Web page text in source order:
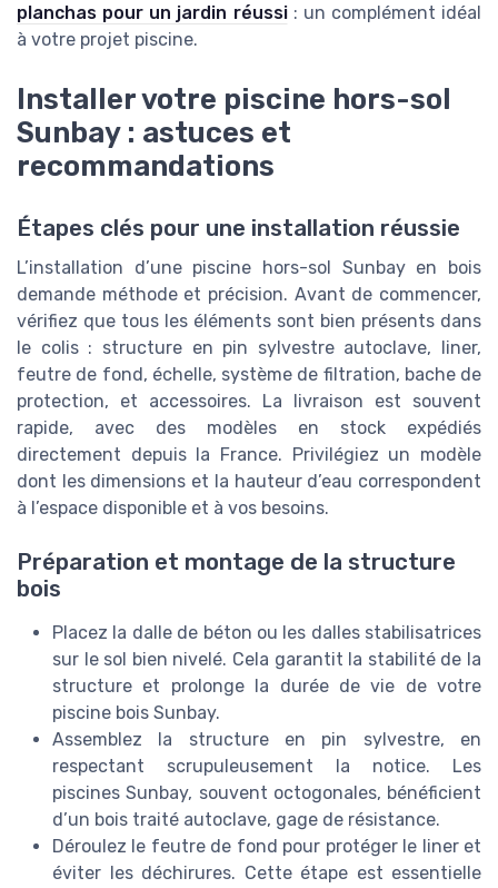
planchas pour un jardin réussi: un complément idéal
à votre projet piscine.
Installer votre piscine hors-sol
Sunbay : astuces et
recommandations
Étapes clés pour une installation réussie
L’installation d’une piscine hors-sol Sunbay en bois
demande méthode et précision. Avant de commencer,
vérifiez que tous les éléments sont bien présents dans
le colis : structure en pin sylvestre autoclave, liner,
feutre de fond, échelle, système de filtration, bache de
protection, et accessoires. La livraison est souvent
rapide, avec des modèles en stock expédiés
directement depuis la France. Privilégiez un modèle
dont les dimensions et la hauteur d’eau correspondent
à l’espace disponible et à vos besoins.
Préparation et montage de la structure
bois
Placez la dalle de béton ou les dalles stabilisatrices
sur le sol bien nivelé. Cela garantit la stabilité de la
structure et prolonge la durée de vie de votre
piscine bois Sunbay.
Assemblez la structure en pin sylvestre, en
respectant scrupuleusement la notice. Les
piscines Sunbay, souvent octogonales, bénéficient
d’un bois traité autoclave, gage de résistance.
Déroulez le feutre de fond pour protéger le liner et
éviter les déchirures. Cette étape est essentielle